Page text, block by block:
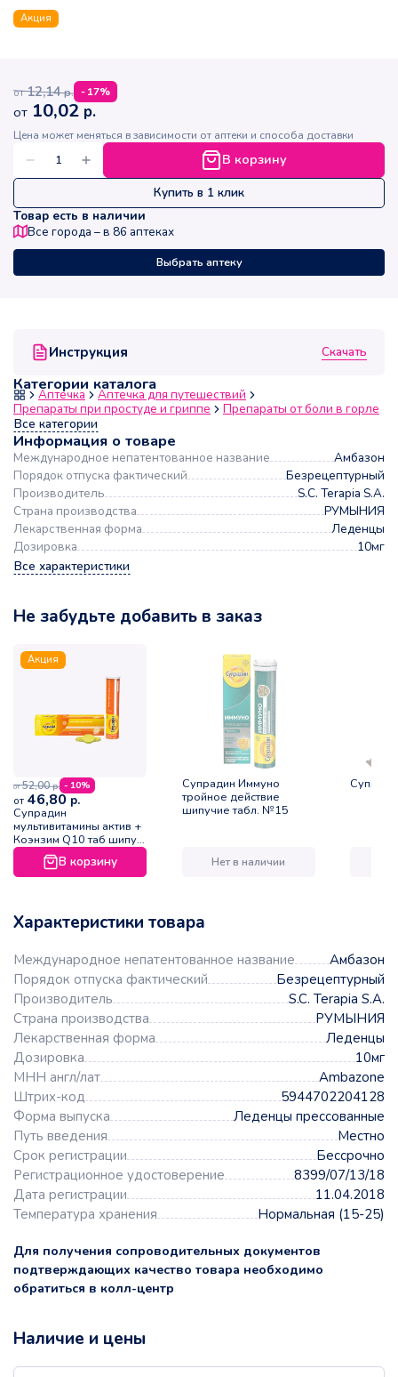
Акция
Инструкция Скачать
Категории каталога
Аптечка
Аптечка для путешествий
Препараты при простуде и гриппе
Препараты от боли в горле
Все категории
Информация о товаре
Международное непатентованное название
Амбазон
Порядок отпуска фактический
Безрецептурный
Производитель
S.C. Terapia S.A.
Страна производства
РУМЫНИЯ
Лекарственная форма
Леденцы
Дозировка
10мг
Все характеристики
Не забудьте добавить в заказ
Акция
от 52,00р. - 10%
от 46,80 р.
Супрадин
мультивитамины актив +
Коэнзим Q10 таб шипуч
туба №15В корзину
Супрадин Иммуно
тройное действие
шипучие табл. №15
Нет в наличии
Характеристики товара
Международное непатентованное название
Амбазон
Порядок отпуска фактический
Безрецептурный
Производитель
S.C. Terapia S.A.
Страна производства
РУМЫНИЯ
Лекарственная форма
Леденцы
Дозировка
10мг
МНН англ/лат
Ambazone
Штрих-код
5944702204128
Форма выпуска
Леденцы прессованные
Путь введения
Местно
Срок регистрации
Бессрочно
Регистрационное удостоверение
8399/07/13/18
Дата регистрации
11.04.2018
Температура хранения
Нормальная (15-25)
Для получения сопроводительных документов
подтверждающих качество товара необходимо
обратиться в колл-центр
от 12,14р. -17%
от 10,02 р.
Цена может меняться в зависимости от аптеки и способа доставки
В корзину
Купить в 1 клик
Товар есть в наличии
Все города – в 86 аптеках
Выбрать аптеку
Наличие и цены